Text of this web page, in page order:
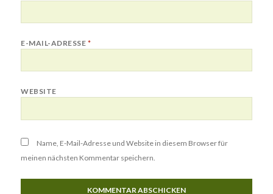
E-MAIL-ADRESSE *
WEBSITE
Name, E-Mail-Adresse und Website in diesem Browser für
meinen nächsten Kommentar speichern.